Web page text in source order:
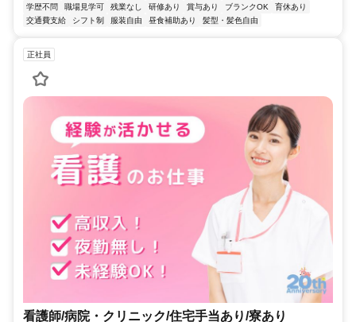
学歴不問 職場見学可 残業なし 研修あり 賞与あり ブランクOK
育休あり
交通費支給
シフト制 服装自由 昼食補助あり 髪型・髪色自由
正社員
看護師/病院・クリニック/住宅手当あり/寮あり